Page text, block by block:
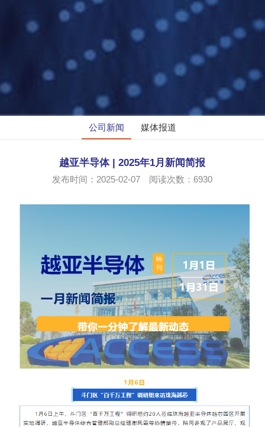
公司新闻 媒体报道
越亚半导体 | 2025年1月新闻简报
发布时间：2025-02-07 阅读次数：6930